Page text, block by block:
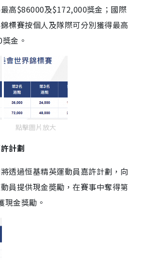
高$86000及$172,000獎金；國際
標賽按個人及隊際可分別獲得最高
金。
點擊圖片放大
計劃
透過恒基精英運動員嘉許計劃，向
員提供現金奬勵，在賽事中奪得第
現金獎勵。